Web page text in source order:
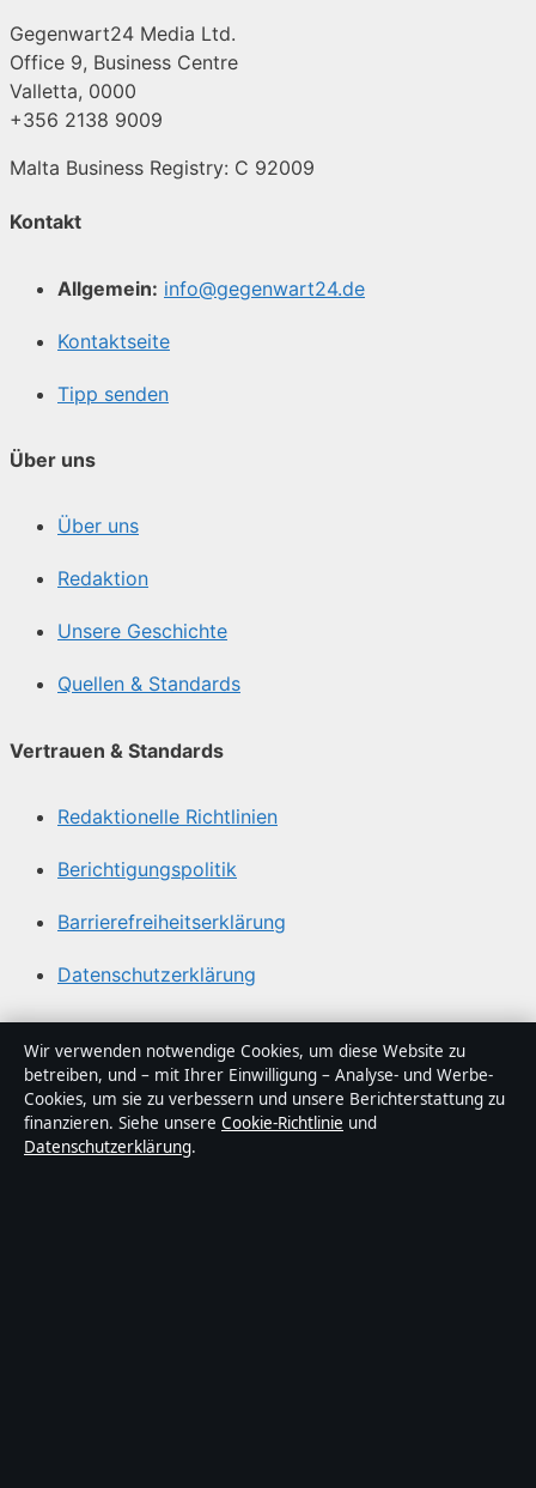
Gegenwart24 Media Ltd.
Office 9, Business Centre
Valletta, 0000
+356 2138 9009
Malta Business Registry: C 92009
Kontakt
Allgemein: info@gegenwart24.de
Kontaktseite
Tipp senden
Über uns
Über uns
Redaktion
Unsere Geschichte
Quellen & Standards
Vertrauen & Standards
Redaktionelle Richtlinien
Berichtigungspolitik
Barrierefreiheitserklärung
Datenschutzerklärung
Über Gegenwart24 in Kürze
Gegenwart24 ist ein unabhängiger digitaler
Nachrichtenanbieter mit Fokus auf Politik, Wirtschaft,
Technik und Gesellschaft in Deutschland. Jeder Artikel
Wir verwenden notwendige Cookies, um diese Website zu
betreiben, und – mit Ihrer Einwilligung – Analyse- und Werbe-
Cookies, um sie zu verbessern und unsere Berichterstattung zu
finanzieren. Siehe unsere Cookie-Richtlinie und
Datenschutzerklärung.